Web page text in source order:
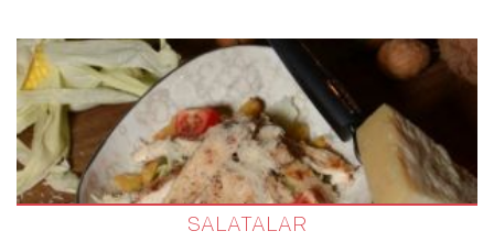
SALATALAR